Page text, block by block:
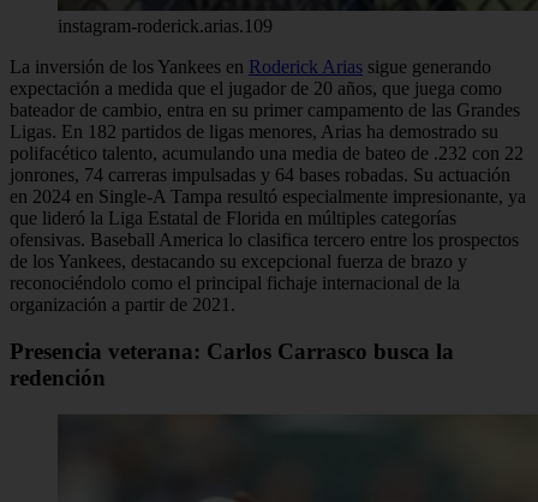
instagram-roderick.arias.109
La inversión de los Yankees en Roderick Arias sigue generando
expectación a medida que el jugador de 20 años, que juega como
bateador de cambio, entra en su primer campamento de las Grandes
Ligas. En 182 partidos de ligas menores, Arias ha demostrado su
polifacético talento, acumulando una media de bateo de .232 con 22
jonrones, 74 carreras impulsadas y 64 bases robadas. Su actuación
en 2024 en Single-A Tampa resultó especialmente impresionante, ya
que lideró la Liga Estatal de Florida en múltiples categorías
ofensivas. Baseball America lo clasifica tercero entre los prospectos
de los Yankees, destacando su excepcional fuerza de brazo y
reconociéndolo como el principal fichaje internacional de la
organización a partir de 2021.
Presencia veterana: Carlos Carrasco busca la
redención